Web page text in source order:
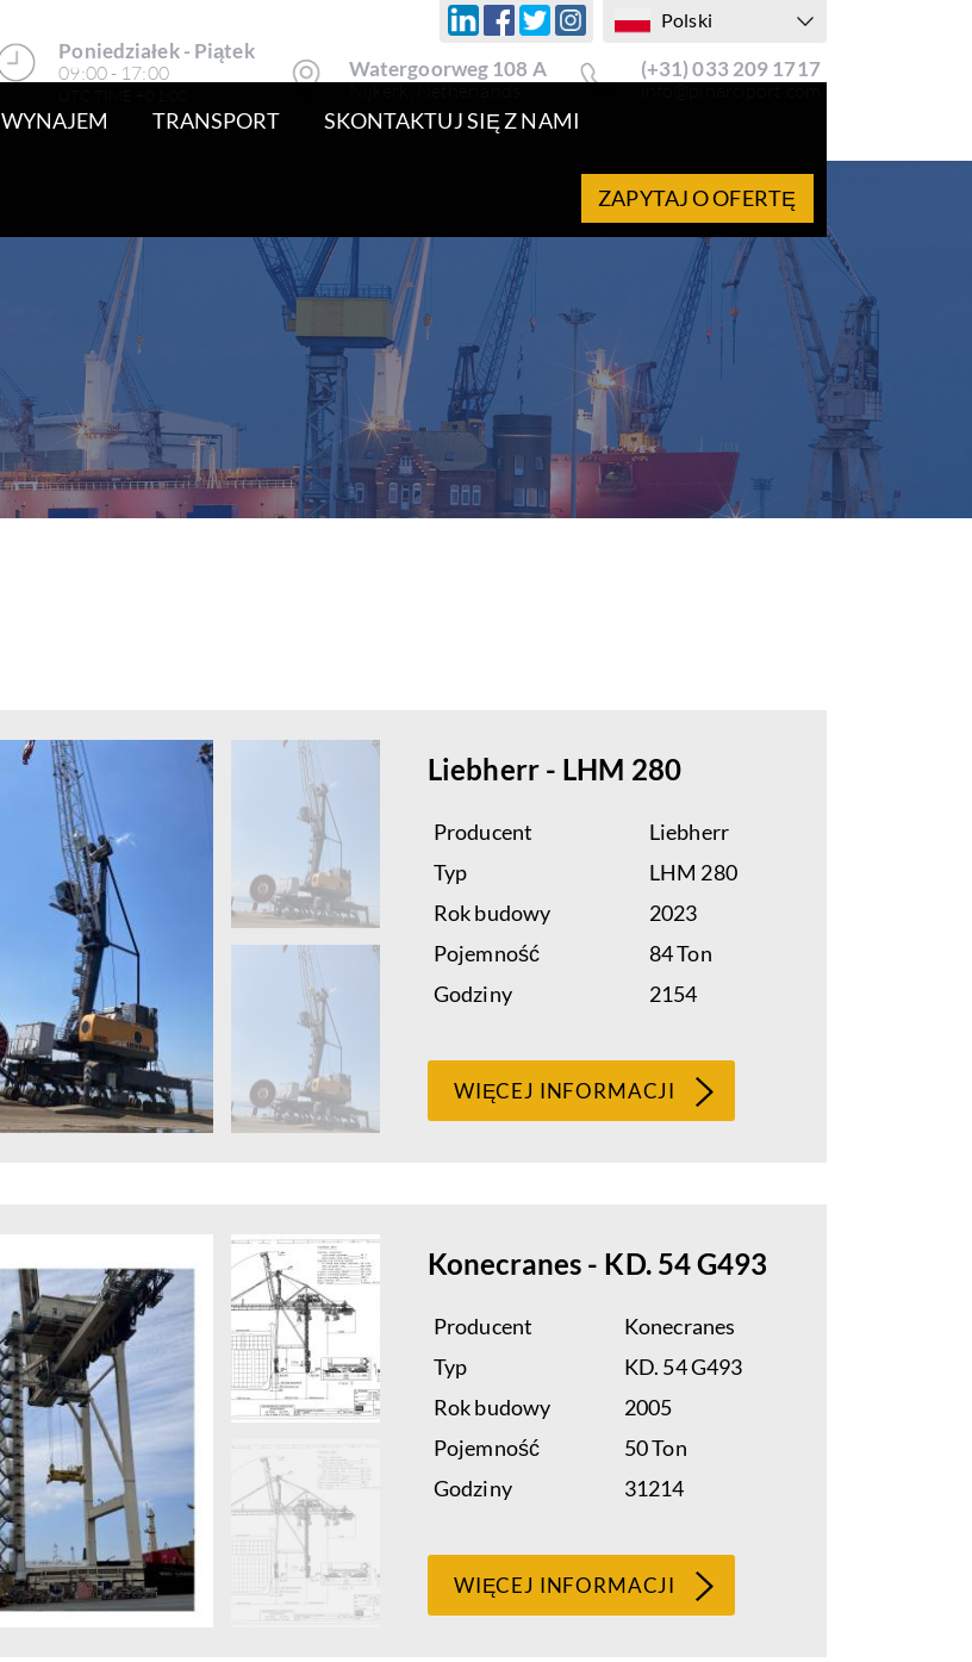
Polski
Poniedziałek - Piątek
09:00 - 17:00 Watergoorweg 108 A
Nijkerk, Netherlands
(+31) 033 209 1717
info@pinarciport.com
WYNAJEM TRANSPORT SKONTAKTUJ SIĘ Z NAMI
ZAPYTAJ O OFERTĘ
Liebherr - LHM 280
Producent
Liebherr
Typ
LHM 280
Rok budowy
2023
Pojemność
84 Ton
Godziny
2154
WIĘCEJ INFORMACJI
Konecranes - KD. 54 G493
Producent
Konecranes
Typ
KD. 54 G493
Rok budowy
2005
Pojemność
50 Ton
Godziny
31214
WIĘCEJ INFORMACJI